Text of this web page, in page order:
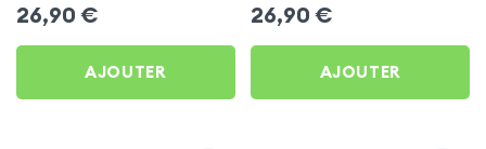
26,90 €
AJOUTER
26,90 €
AJOUTER